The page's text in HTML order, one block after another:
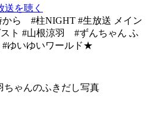
送を聴く
から #柱NIGHT #生放送 メイン
ト #山根涼羽 #ずんちゃん ふ
ゆいゆいワールド★
ゃんのふきだし写真